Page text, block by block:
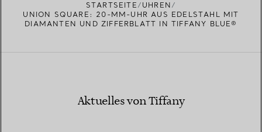
STARTSEITE
UHREN
UNION SQUARE: 20-MM-UHR AUS EDELSTAHL MIT
DIAMANTEN UND ZIFFERBLATT IN TIFFANY BLUE®
Aktuelles von Tiffany